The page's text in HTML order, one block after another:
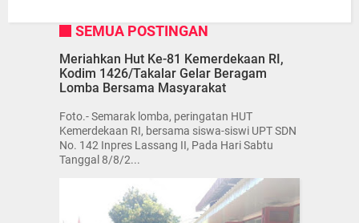
SEMUA POSTINGAN
Meriahkan Hut Ke-81 Kemerdekaan RI,
Kodim 1426/Takalar Gelar Beragam
Lomba Bersama Masyarakat
Foto.- Semarak lomba, peringatan HUT
Kemerdekaan RI, bersama siswa-siswi UPT SDN
No. 142 Inpres Lassang II, Pada Hari Sabtu
Tanggal 8/8/2...